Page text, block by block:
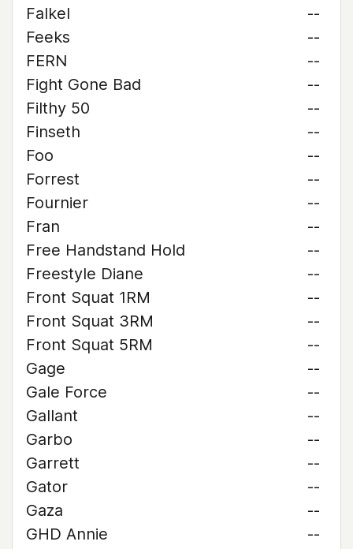
Falkel
--
Feeks
--
FERN
--
Fight Gone Bad
--
Filthy 50
--
Finseth
--
Foo
--
Forrest
--
Fournier
--
Fran
--
Free Handstand Hold
--
Freestyle Diane
--
Front Squat 1RM
--
Front Squat 3RM
--
Front Squat 5RM
--
Gage
--
Gale Force
--
Gallant
--
Garbo
--
Garrett
--
Gator
--
Gaza
--
GHD Annie
--